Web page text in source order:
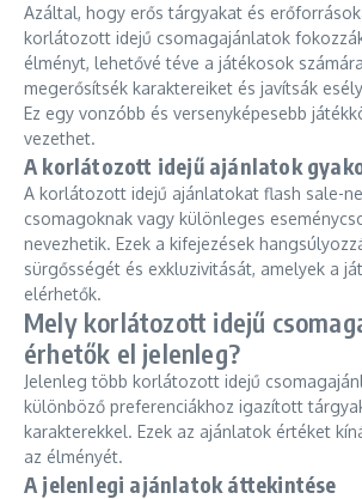
Azáltal, hogy erős tárgyakat és
korlátozott idejű csomagajánlatok
élményt, lehetővé téve a játékosok
megerősítsék karaktereiket és javítsák
Ez egy vonzóbb és versenyképesebb
vezethet.
A korlátozott idejű ajánlatok
A korlátozott idejű ajánlatokat flash sale-
csomagoknak vagy különleges
nevezhetik. Ezek a kifejezések
sürgősségét és exkluzivitását, amelyek a
elérhetők.
Mely korlátozott idejű
érhetők el jelenleg?
Jelenleg több korlátozott idejű
különböző preferenciákhoz igazított
karakterekkel. Ezek az ajánlatok értéket
az élményét.
A jelenlegi ajánlatok áttekintése